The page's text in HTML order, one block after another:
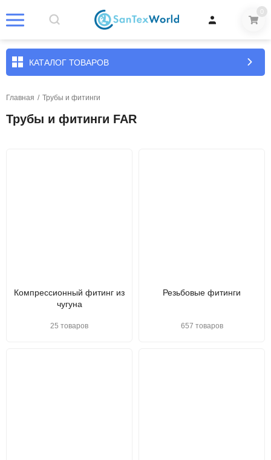
0
КАТАЛОГ ТОВАРОВ
Главная / Трубы и фитинги
Трубы и фитинги FAR
Компрессионный фитинг из
чугуна
25 товаров
Резьбовые фитинги
657 товаров